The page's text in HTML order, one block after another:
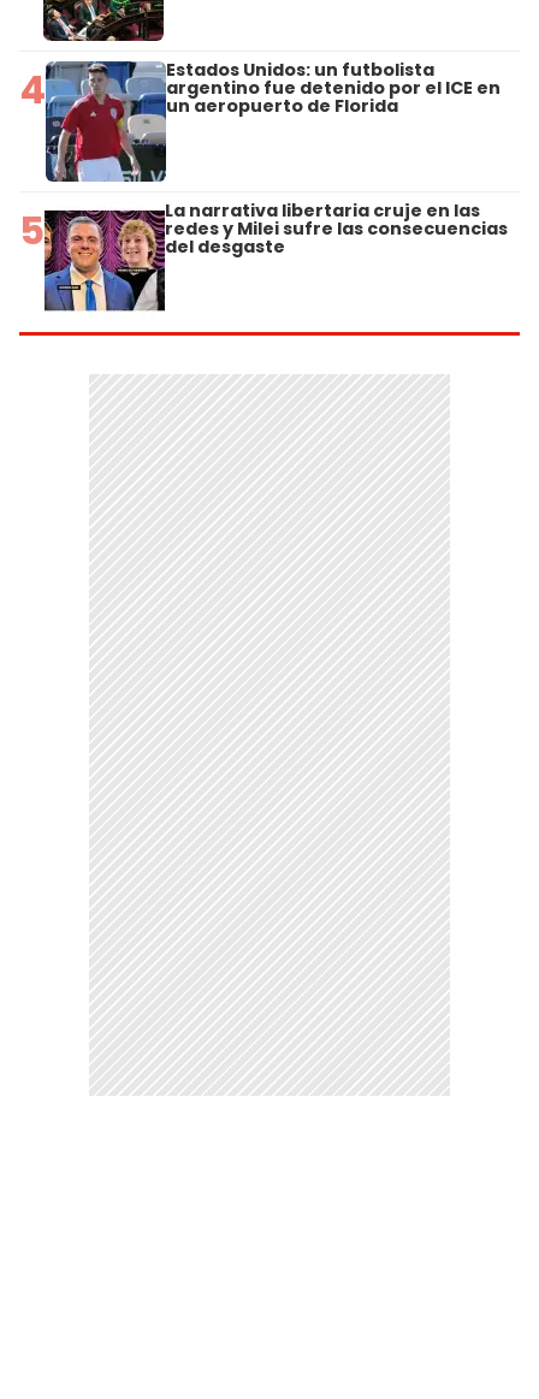
4 Estados Unidos: un futbolista
argentino fue detenido por el ICE en
un aeropuerto de Florida
5 La narrativa libertaria cruje en las
redes y Milei sufre las consecuencias
del desgaste